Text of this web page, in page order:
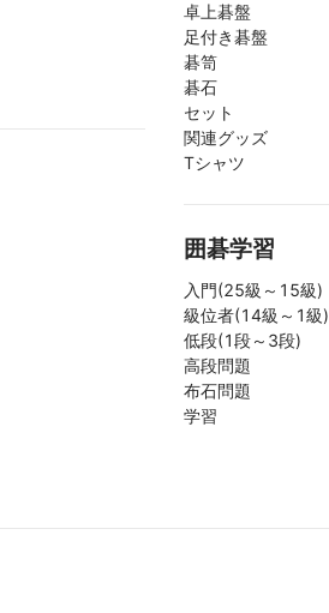
卓上碁盤
足付き碁盤
碁笥
碁石
セット
関連グッズ
Tシャツ
囲碁学習
入門(25級～15級)
級位者(14級～1級)
低段(1段～3段)
高段問題
布石問題
学習